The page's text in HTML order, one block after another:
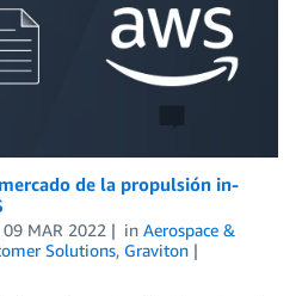
de la propulsión in-
09 MAR 2022 in Aerospace &
Solutions, Graviton